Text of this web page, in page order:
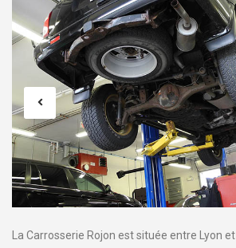
La Carrosserie Rojon est située entre Lyon